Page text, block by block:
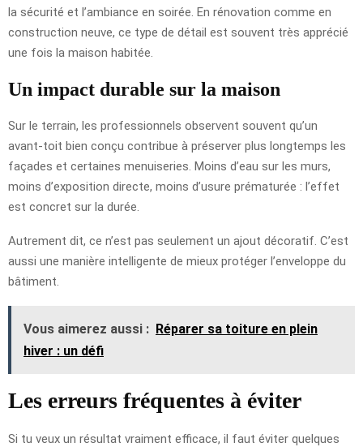
la sécurité et l’ambiance en soirée. En rénovation comme en
construction neuve, ce type de détail est souvent très apprécié
une fois la maison habitée.
Un impact durable sur la maison
Sur le terrain, les professionnels observent souvent qu’un
avant-toit bien conçu contribue à préserver plus longtemps les
façades et certaines menuiseries. Moins d’eau sur les murs,
moins d’exposition directe, moins d’usure prématurée : l’effet
est concret sur la durée.
Autrement dit, ce n’est pas seulement un ajout décoratif. C’est
aussi une manière intelligente de mieux protéger l’enveloppe du
bâtiment.
Vous aimerez aussi : Réparer sa toiture en plein
hiver : un défi
Les erreurs fréquentes à éviter
Si tu veux un résultat vraiment efficace, il faut éviter quelques